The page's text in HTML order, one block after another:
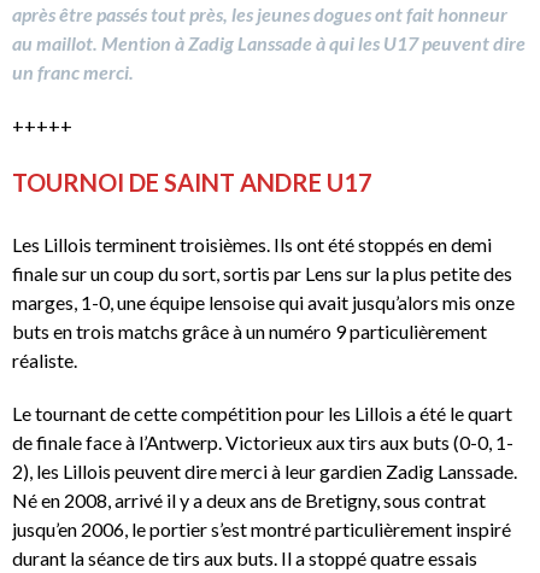
après être passés tout près, les jeunes dogues ont fait honneur
au maillot. Mention à Zadig Lanssade à qui les U17 peuvent dire
un franc merci.
+++++
TOURNOI DE SAINT ANDRE U17
Les Lillois terminent troisièmes. Ils ont été stoppés en demi
finale sur un coup du sort, sortis par Lens sur la plus petite des
marges, 1-0, une équipe lensoise qui avait jusqu’alors mis onze
buts en trois matchs grâce à un numéro 9 particulièrement
réaliste.
Le tournant de cette compétition pour les Lillois a été le quart
de finale face à l’Antwerp. Victorieux aux tirs aux buts (0-0, 1-
2), les Lillois peuvent dire merci à leur gardien Zadig Lanssade.
Né en 2008, arrivé il y a deux ans de Bretigny, sous contrat
jusqu’en 2006, le portier s’est montré particulièrement inspiré
durant la séance de tirs aux buts. Il a stoppé quatre essais